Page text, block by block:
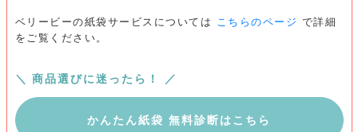
ベリービーの紙袋サービスについては こちらのページ で詳細
をご覧ください。
＼ 商品選びに迷ったら！ ／
かんたん紙袋 無料診断はこちら